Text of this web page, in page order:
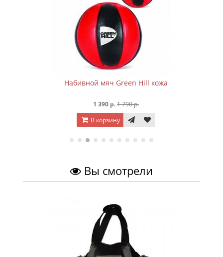
Набивной мяч Green Hill кожа
1 390 р.1 790 р.
В корзину
Вы смотрели